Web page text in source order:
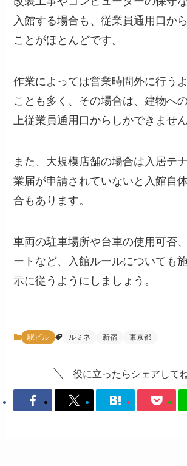
入館する場合も、従業員通用口か
ことがほとんどです。
作業によっては営業時間外に行う
ことも多く、その場合は、建物へ
上従業員通用口からしかできません
また、大規模店舗の場合は入居テ
業届が申請されていないと入館自
合もあります。
車両の駐車場所や台車の使用可否
ートなど、入館ルールについても
示に従うようにしましょう。
駅ビル ルミネ 新宿 東京都
役に立ったらシェアして